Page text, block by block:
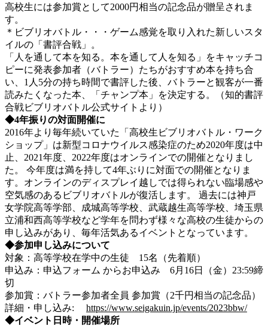
高校生には参加賞として2000円相当の記念品が贈呈されま
す。
＊ビブリオバトル・・・ゲーム感覚を取り入れた新しいスタ
イルの「書評合戦」。
「人を通して本を知る。本を通して人を知る」をキャッチコ
ピーに発表参加者（バトラー）たちがおすすめ本を持ち合
い、1人5分の持ち時間で書評した後、バトラーと観客が一番
読みたくなった本、「チャンプ本」を決定する。（知的書評
合戦ビブリオバトル公式サイトより）
◆4年振りの対面開催に
2016年より毎年続いていた「高校生ビブリオバトル・ワーク
ショップ」は新型コロナウイルス感染症のため2020年度は中
止、2021年度、2022年度はオンラインでの開催となりまし
た。 今年度は満を持して4年ぶりに対面での開催となりま
す。オンラインのディスプレイ越しでは得られない臨場感や
空気感のあるビブリオバトルが復活します。 過去には神戸
女学院高等学部、成城高等学校、武蔵越生高等学校、埼玉県
立浦和西高等学校など学年を問わず様々な高校の生徒からの
申し込みがあり、毎年活気あるイベントとなっています。
◆参加申し込みについて
対象：高等学校在学中の生徒 15名（先着順）
申込み：申込フォーム からお申込み 6月16日（金）23:59締
切
参加賞：バトラー参加者全員 参加賞（2千円相当の記念品）
詳細・申し込み: https://www.seigakuin.jp/events/2023bbw/
◆イベント日時・開催場所